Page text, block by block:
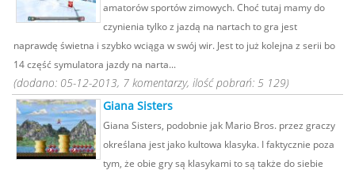
amatorów sportów zimowych. Choć tutaj mamy do
czynienia tylko z jazdą na nartach to gra jest
naprawdę świetna i szybko wciąga w swój wir. Jest to już kolejna z serii bo
14 część symulatora jazdy na narta...
(dodano: 05-12-2013, 7 komentarzy, ilość pobrań: 5 129)
Giana Sisters
Giana Sisters, podobnie jak Mario Bros. przez graczy
określana jest jako kultowa klasyka. I faktycznie poza
tym, że obie gry są klasykami to są także do siebie